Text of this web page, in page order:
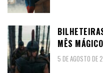
MÊS
5 DE AGOSTO DE